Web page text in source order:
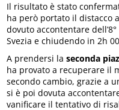
Il risultato è stato
ha però portato il distacco a
dovuto accontentare
Svezia e chiudendo in 2h
A prendersi laseconda
ha provato a recuperare il
secondo cambio, grazie a
si è poi dovuta
vanificare il tentativo di